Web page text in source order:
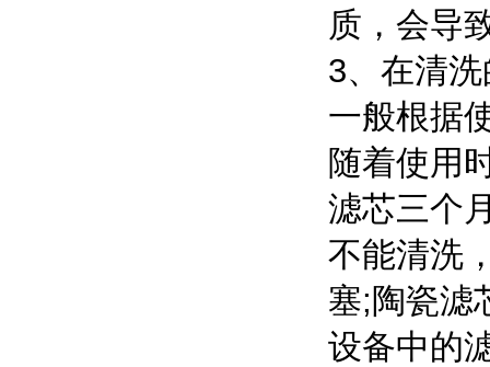
质，会导
3、在清
一般根据
随着使用
滤芯三个
不能清洗
塞;陶瓷滤
设备中的